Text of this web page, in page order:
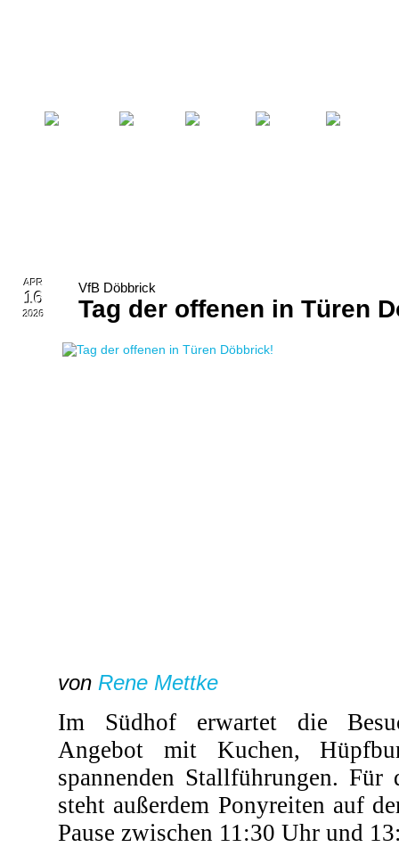
APR
16
2026
VfB Döbbrick
Tag der offenen in Türen
von Rene Mettke
Im Südhof erwartet die
Angebot mit Kuchen,
spannenden Stallführungen. Für
steht außerdem Ponyreiten auf
Pause zwischen 11:30 Uhr und